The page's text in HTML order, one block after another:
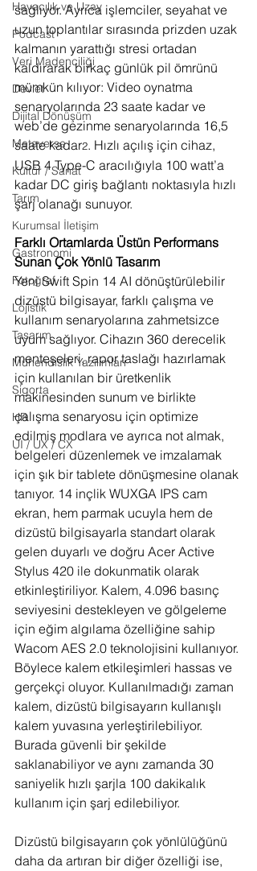
Havacılık ve Uzay
Podcast
Veri Madenciliği
Devlet
Dijital Dönüşüm
Metaverse
Kültür / Sanat
Tarım
Kurumsal İletişim
Gastronomi
Fotoğraf
Lojistik
Tasarım
Mühendislik Yazılımları
Sigorta
HR
UI / UX / CX
sağlıyor. Ayrıca işlemciler, seyahat ve
uzun toplantılar sırasında prizden uzak
kalmanın yarattığı stresi ortadan
kaldırarak birkaç günlük pil ömrünü
mümkün kılıyor: Video oynatma
senaryolarında 23 saate kadar ve
web’de gezinme senaryolarında 16,5
saate kadar2. Hızlı açılış için cihaz,
USB 4 Type-C aracılığıyla 100 watt’a
kadar DC giriş bağlantı noktasıyla hızlı
şarj olanağı sunuyor.
Farklı Ortamlarda Üstün Performans
Sunan Çok Yönlü Tasarım
Yeni Swift Spin 14 AI dönüştürülebilir
dizüstü bilgisayar, farklı çalışma ve
kullanım senaryolarına zahmetsizce
uyum sağlıyor. Cihazın 360 derecelik
menteşeleri, rapor taslağı hazırlamak
için kullanılan bir üretkenlik
makinesinden sunum ve birlikte
çalışma senaryosu için optimize
edilmiş modlara ve ayrıca not almak,
belgeleri düzenlemek ve imzalamak
için şık bir tablete dönüşmesine olanak
tanıyor. 14 inçlik WUXGA IPS cam
ekran, hem parmak ucuyla hem de
dizüstü bilgisayarla standart olarak
gelen duyarlı ve doğru Acer Active
Stylus 420 ile dokunmatik olarak
etkinleştiriliyor. Kalem, 4.096 basınç
seviyesini destekleyen ve gölgeleme
için eğim algılama özelliğine sahip
Wacom AES 2.0 teknolojisini kullanıyor.
Böylece kalem etkileşimleri hassas ve
gerçekçi oluyor. Kullanılmadığı zaman
kalem, dizüstü bilgisayarın kullanışlı
kalem yuvasına yerleştirilebiliyor.
Burada güvenli bir şekilde
saklanabiliyor ve aynı zamanda 30
saniyelik hızlı şarjla 100 dakikalık
kullanım için şarj edilebiliyor.
Dizüstü bilgisayarın çok yönlülüğünü
daha da artıran bir diğer özelliği ise,